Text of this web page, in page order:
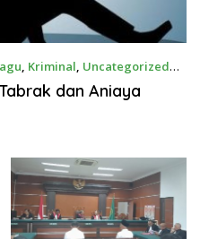
, Kriminal, Uncategorized
dan Aniaya